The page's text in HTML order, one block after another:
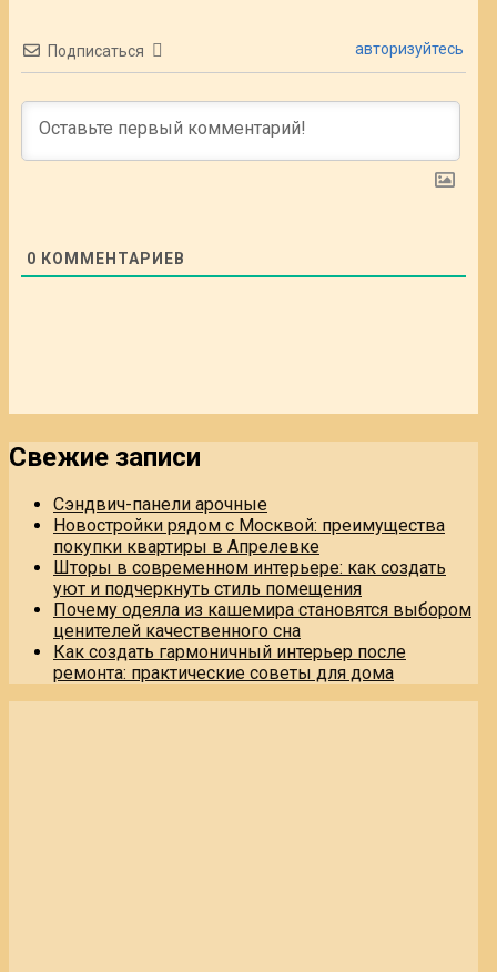
Подписаться авторизуйтесь
0 КОММЕНТАРИЕВ
Свежие записи
Сэндвич-панели арочные
Новостройки рядом с Москвой: преимущества
покупки квартиры в Апрелевке
Шторы в современном интерьере: как создать
уют и подчеркнуть стиль помещения
Почему одеяла из кашемира становятся выбором
ценителей качественного сна
Как создать гармоничный интерьер после
ремонта: практические советы для дома